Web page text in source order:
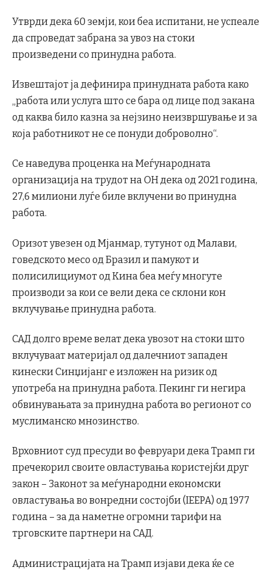
Утврди дека 60 земји, кои беа испитани, не успеале
да спроведат забрана за увоз на стоки
произведени со принудна работа.
Извештајот ја дефинира принудната работа како
„работа или услуга што се бара од лице под закана
од каква било казна за нејзино неизвршување и за
која работникот не се понуди доброволно“.
Се наведува проценка на Меѓународната
организација на трудот на ОН дека од 2021 година,
27,6 милиони луѓе биле вклучени во принудна
работа.
Оризот увезен од Мјанмар, тутунот од Малави,
говедското месо од Бразил и памукот и
полисилициумот од Кина беа меѓу многуте
производи за кои се вели дека се склони кон
вклучување принудна работа.
САД долго време велат дека увозот на стоки што
вклучуваат материјал од далечниот западен
кинески Синџијанг е изложен на ризик од
употреба на принудна работа. Пекинг ги негира
обвинувањата за принудна работа во регионот со
муслиманско мнозинство.
Врховниот суд пресуди во февруари дека Трамп ги
пречекорил своите овластувања користејќи друг
закон – Законот за меѓународни економски
овластувања во вонредни состојби (IEEPA) од 1977
година – за да наметне огромни тарифи на
трговските партнери на САД.
Администрацијата на Трамп изјави дека ќе се